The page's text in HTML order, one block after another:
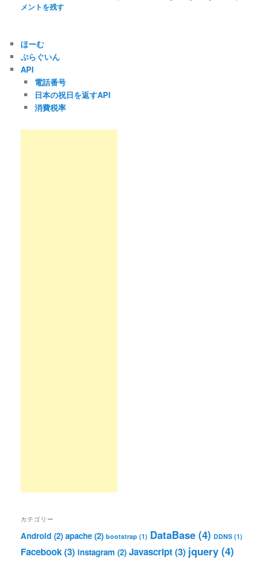
メントを残す
ほーむ
ぷらぐいん
API
電話番号
日本の祝日を返すAPI
消費税率
カテゴリー
Android (2) apache (2) bootstrap (1) DataBase (4) DDNS (1)
Facebook(3) instagram (2) Javascript(3) jquery (4)